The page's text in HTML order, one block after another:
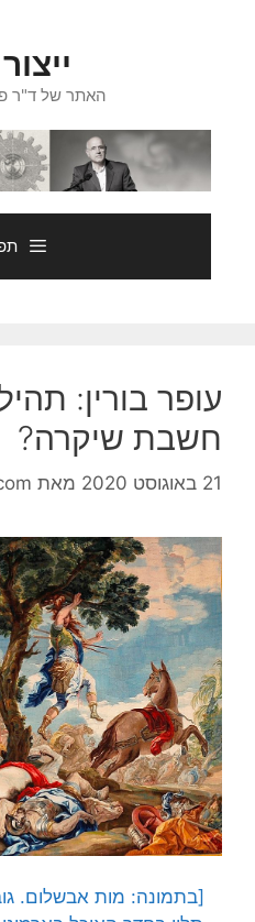
האתר של ד"ר
עופר בורין:
חשבת שיקרה?
21 באוגוסט 2020 מאת